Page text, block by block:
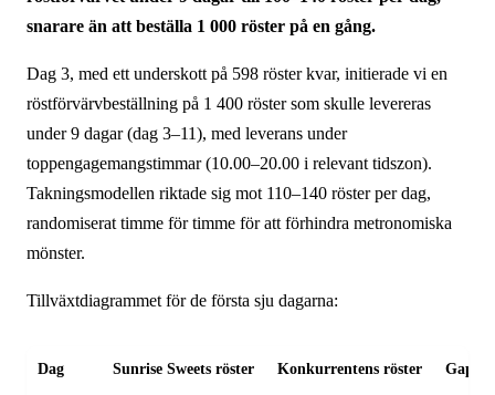
snarare än att beställa 1 000 röster på en gång.
Dag 3, med ett underskott på 598 röster kvar, initierade vi en
röstförvärvbeställning på 1 400 röster som skulle levereras
under 9 dagar (dag 3–11), med leverans under
toppengagemangstimmar (10.00–20.00 i relevant tidszon).
Takningsmodellen riktade sig mot 110–140 röster per dag,
randomiserat timme för timme för att förhindra metronomiska
mönster.
Tillväxtdiagrammet för de första sju dagarna:
Dag Sunrise Sweets röster Konkurrentens röster Gap